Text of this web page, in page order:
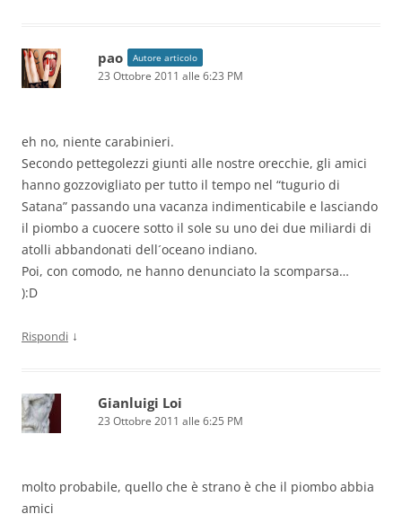
pao Autore articolo
23 Ottobre 2011 alle 6:23 PM
eh no, niente carabinieri.
Secondo pettegolezzi giunti alle nostre orecchie, gli amici
hanno gozzovigliato per tutto il tempo nel “tugurio di
Satana” passando una vacanza indimenticabile e lasciando
il piombo a cuocere sotto il sole su uno dei due miliardi di
atolli abbandonati dell´oceano indiano.
Poi, con comodo, ne hanno denunciato la scomparsa…
):D
Rispondi ↓
Gianluigi Loi
23 Ottobre 2011 alle 6:25 PM
molto probabile, quello che è strano è che il piombo abbia
amici